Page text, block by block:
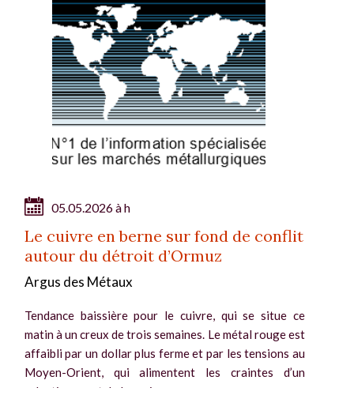
05.05.2026 à h
Le cuivre en berne sur fond de conflit
autour du détroit d’Ormuz
Argus des Métaux
Tendance baissière pour le cuivre, qui se situe ce
matin à un creux de trois semaines. Le métal rouge est
affaibli par un dollar plus ferme et par les tensions au
Moyen-Orient, qui alimentent les craintes d’un
ralentissement de la croissance...